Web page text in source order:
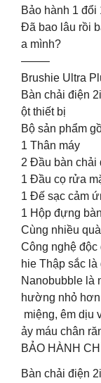
Bảo hành 1 đổi
Đã bao lâu rồi
a mình?
——–
Brushie Ultra
Bàn chải điện
ột thiết bị
Bộ sản phẩm
1 Thân máy
2 Đầu bàn chải
1 Đầu cọ rửa
1 Đế sạc cảm
1 Hộp đựng
Cùng nhiều
Công nghệ
hie Thập sắc là
Nanobubble là
hường nhỏ
miệng, êm dịu
ảy máu chân
BẢO HÀNH
Bàn chải điện